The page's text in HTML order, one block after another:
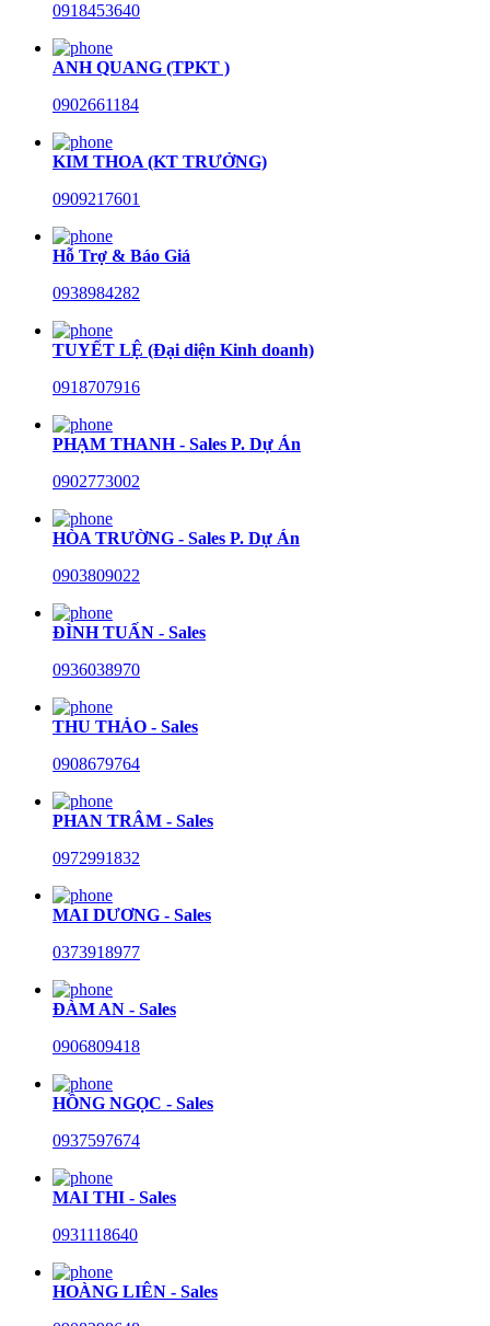
0918453640
ANH QUANG (TPKT )
0902661184
KIM THOA (KT TRƯỞNG)
0909217601
Hỗ Trợ & Báo Giá
0938984282
TUYẾT LỆ (Đại diện Kinh doanh)
0918707916
PHẠM THANH - Sales P. Dự Án
0902773002
HÒA TRƯỜNG - Sales P. Dự Án
0903809022
ĐÌNH TUẤN - Sales
0936038970
THU THẢO - Sales
0908679764
PHAN TRÂM - Sales
0972991832
MAI DƯƠNG - Sales
0373918977
ĐÀM AN - Sales
0906809418
HỒNG NGỌC - Sales
0937597674
MAI THI - Sales
0931118640
HOÀNG LIÊN - Sales